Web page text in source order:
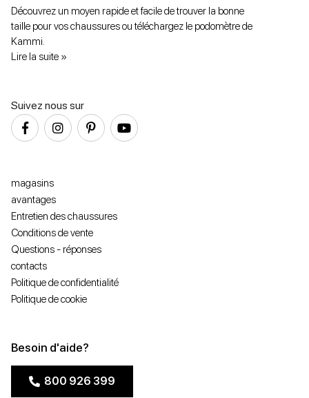
Découvrez un moyen rapide et facile de trouver la bonne
taille pour vos chaussures ou téléchargez le podomètre de
Kammi.
Lire la suite »
Suivez nous sur
magasins
avantages
Entretien des chaussures
Conditions de vente
Questions - réponses
contacts
Politique de confidentialité
Politique de cookie
Besoin d'aide?
800 926 399